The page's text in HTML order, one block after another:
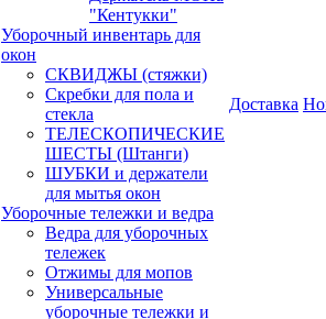
"Кентукки"
Уборочный инвентарь для
окон
СКВИДЖЫ (стяжки)
Скребки для пола и
стекла
ТЕЛЕСКОПИЧЕСКИЕ
ШЕСТЫ (Штанги)
ШУБКИ и держатели
для мытья окон
Уборочные тележки и ведра
Ведра для уборочных
тележек
Отжимы для мопов
Универсальные
уборочные тележки и
Доставка